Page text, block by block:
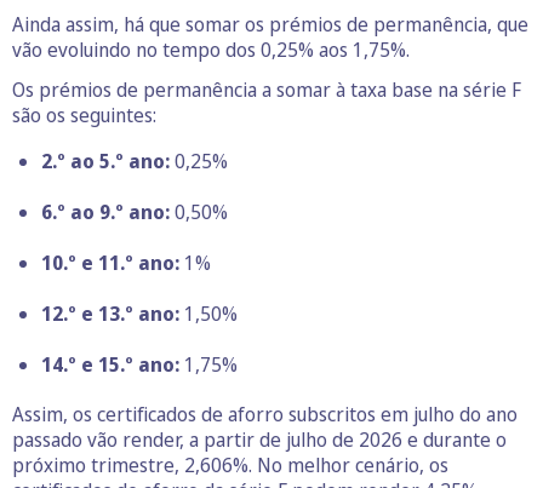
Ainda assim, há que somar os prémios de permanência, que
vão evoluindo no tempo dos 0,25% aos 1,75%.
Os prémios de permanência a somar à taxa base na série F
são os seguintes:
2.º ao 5.º ano:0,25%
6.º ao 9.º ano:0,50%
10.º e 11.º ano: 1%
12.º e 13.º ano: 1,50%
14.º e 15.º ano: 1,75%
Assim, os certificados de aforro subscritos em julho do ano
passado vão render, a partir de julho de 2026 e durante o
próximo trimestre, 2,606%. No melhor cenário, os